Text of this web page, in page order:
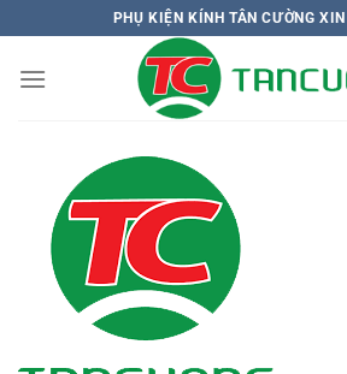
qua
nội
PHỤ KIỆN KÍNH TÂN CƯỜNG